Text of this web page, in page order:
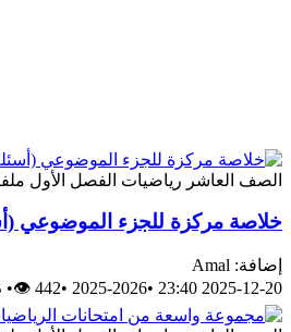
الصف العاشر رياضيات الفصل الأول
خلاصة مركزة للجزء الموضوعي
إضافة: Amal
2025-12-20 23:40
•
2025-2026
•
•👁 442